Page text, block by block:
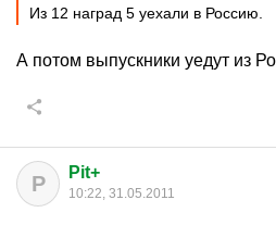
Из 12 наград 5 уехали в Россию.
А потом выпускники уедут из
P Pit+
10:22, 31.05.2011